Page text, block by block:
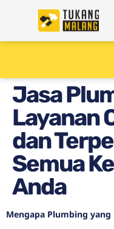
Jasa
Layanan
dan
Semua
Anda
Mengapa Plumbing